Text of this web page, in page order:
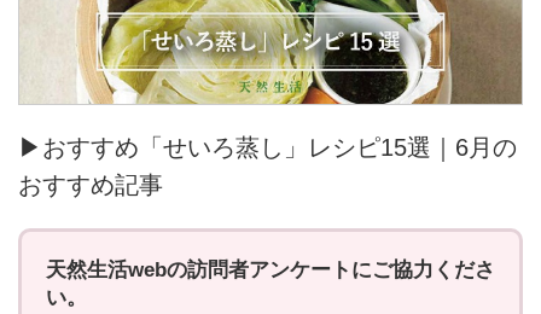
▶おすすめ「せいろ蒸し」レシピ15選｜6月の
おすすめ記事